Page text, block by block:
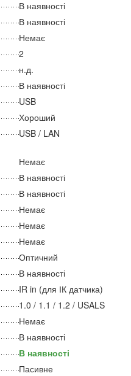
В наявності
В наявності
Немає
2
н.д.
В наявності
USB
Хороший
USB / LAN
Немає
В наявності
В наявності
Немає
Немає
Немає
Оптичний
В наявності
IR in (для ІК датчика)
1.0 / 1.1 / 1.2 / USALS
Немає
В наявності
В наявності
Пасивне